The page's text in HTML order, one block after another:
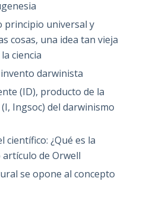
principio universal y
cosas, una idea tan vieja
ciencia
darwinista
(ID), producto de la
Ingsoc) del darwinismo
científico: ¿Qué es la
artículo de Orwell
se opone al concepto